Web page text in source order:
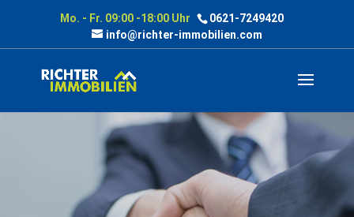
Mo. - Fr. 09:00 -18:00 Uhr
0621-7249420
info@richter-immobilien.com